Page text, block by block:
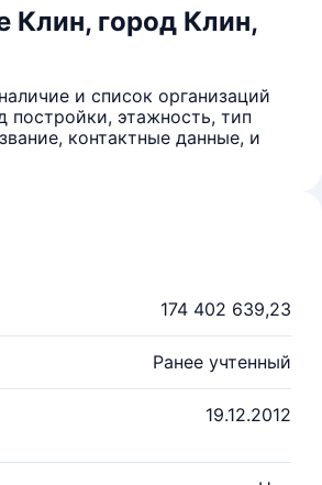
Клин, город Клин,
и список организаций
постройки, этажность, тип
контактные данные, и
174 402 639,23
Ранее учтенный
19.12.2012